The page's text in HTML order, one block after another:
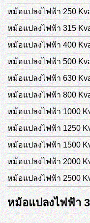
หม้อแปลงไฟฟ้า 250
หม้อแปลงไฟฟ้า 315
หม้อแปลงไฟฟ้า 400
หม้อแปลงไฟฟ้า 500
หม้อแปลงไฟฟ้า 630
หม้อแปลงไฟฟ้า 800
หม้อแปลงไฟฟ้า 1000
หม้อแปลงไฟฟ้า 1250
หม้อแปลงไฟฟ้า 1500
หม้อแปลงไฟฟ้า 2000
หม้อแปลงไฟฟ้า 2500
หม้อแปลงไฟฟ้า